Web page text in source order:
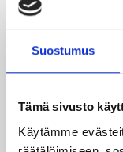
Suostumus
Tämä sivusto
Käytämme
Suomen 15-
jatkoi
Nordic Open